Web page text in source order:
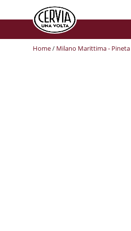
Home/ Milano Marittima - Pineta